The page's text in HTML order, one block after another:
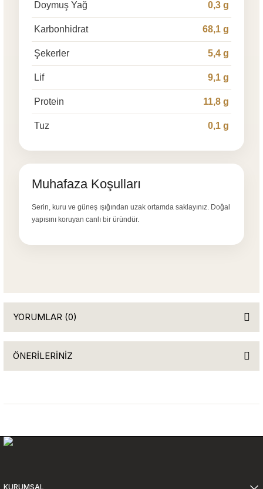
Doymuş Yağ 0,3 g
Karbonhidrat 68,1 g
Şekerler 5,4 g
Lif 9,1 g
Protein 11,8 g
Tuz 0,1 g
Muhafaza Koşulları
Serin, kuru ve güneş ışığından uzak ortamda saklayınız. Doğal
yapısını koruyan canlı bir üründür.
YORUMLAR (0)
Yorum Yaz
ÖNERİLERİNİZ
Ürün bilgilerinde hatalar bulunuyor.
KURUMSAL